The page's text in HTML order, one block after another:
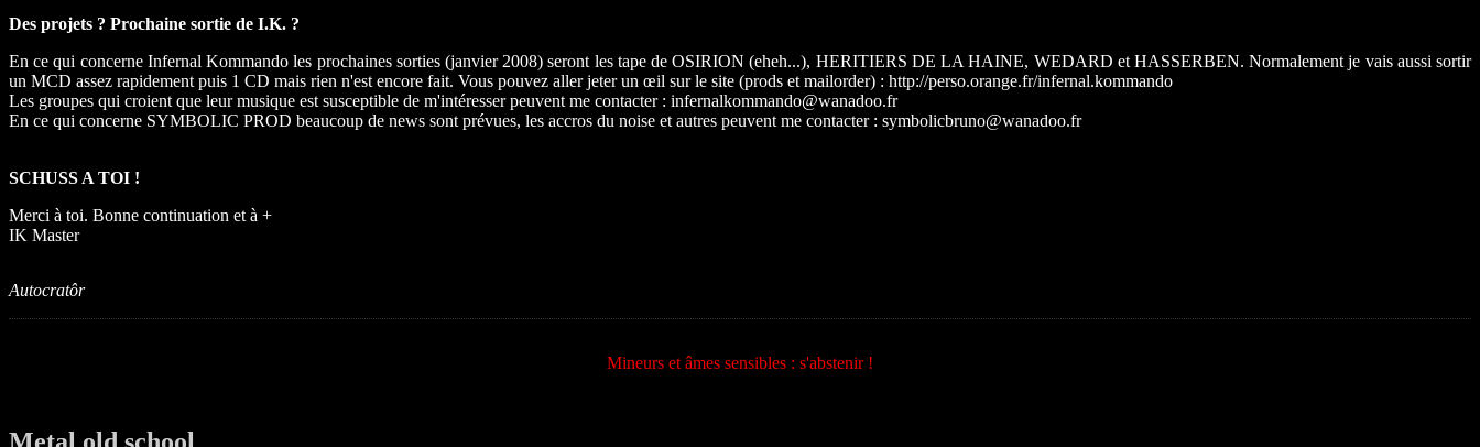
Des projets ? Prochaine sortie de I.K. ?
En ce qui concerne Infernal Kommando les prochaines sorties (janvier 2008) seront les tape de OSIRION (eheh...), HERITIERS DE LA HAINE, WEDARD et HASSERBEN. Normalement je vais aussi sortir
un MCD assez rapidement puis 1 CD mais rien n'est encore fait. Vous pouvez aller jeter un œil sur le site (prods et mailorder) : http://perso.orange.fr/infernal.kommando
Les groupes qui croient que leur musique est susceptible de m'intéresser peuvent me contacter : infernalkommando@wanadoo.fr
En ce qui concerne SYMBOLIC PROD beaucoup de news sont prévues, les accros du noise et autres peuvent me contacter : symbolicbruno@wanadoo.fr
SCHUSS A TOI !
Merci à toi. Bonne continuation et à +
IK Master
Autocratôr
Mineurs et âmes sensibles : s'abstenir !